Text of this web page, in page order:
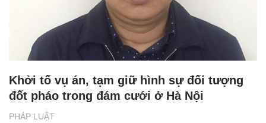
PHÁP LUẬT
Khởi tố vụ án, tạm giữ hình sự đối tượng
đốt pháo trong đám cưới ở Hà Nội